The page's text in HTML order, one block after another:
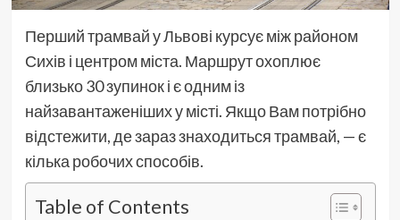
Перший трамвай у Львові курсує між районом
Сихів і центром міста. Маршрут охоплює
близько 30 зупинок і є одним із
найзавантаженіших у місті. Якщо Вам потрібно
відстежити, де зараз знаходиться трамвай, — є
кілька робочих способів.
Table of Contents